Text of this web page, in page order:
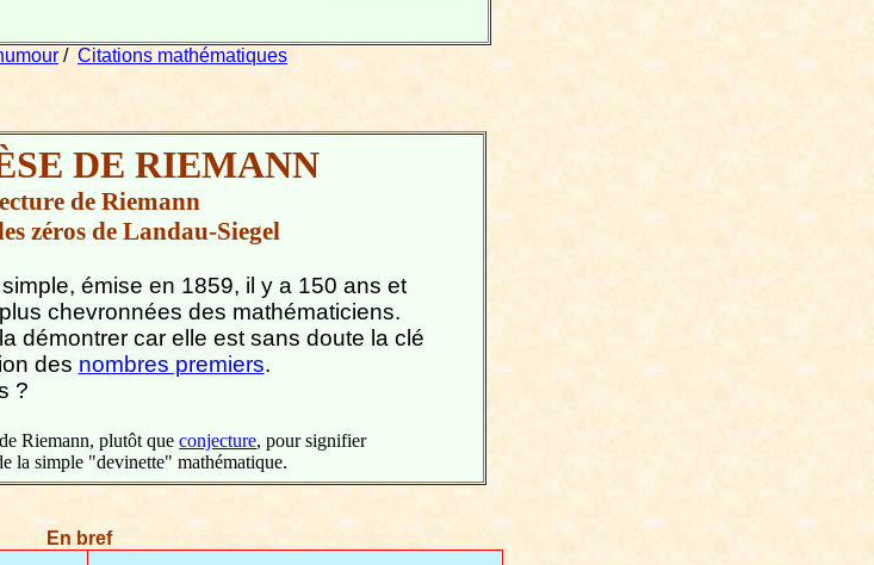
/ Citations mathématiques
DE RIEMANN
de Riemann
zéros de Landau-Siegel
émise en 1859, il y a 150 ans et
chevronnées des mathématiciens.
démontrer car elle est sans doute la clé
des nombres premiers.
?
Riemann, plutôt queconjecture, pour signifier
la simple "devinette" mathématique.
En bref